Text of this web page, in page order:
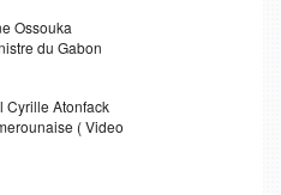
Ossouka
du Gabon
Cyrille Atonfack
( Video